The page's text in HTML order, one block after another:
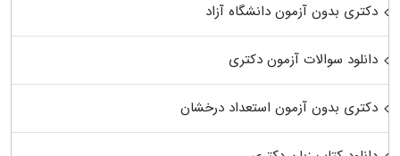
دکتری بدون آزمون دانشگاه آزاد
دانلود سوالات آزمون دکتری
دکتری بدون آزمون استعداد درخشان